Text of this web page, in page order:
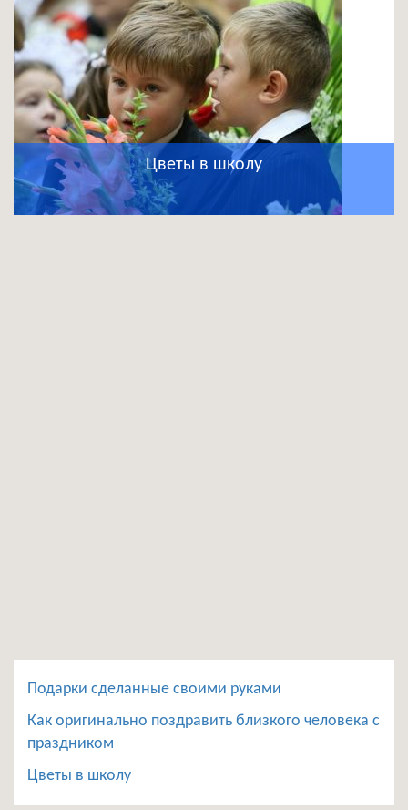
Цветы в школу
Подарки сделанные своими руками
Как оригинально поздравить близкого человека с
праздником
Цветы в школу